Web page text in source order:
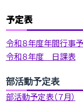
予定表
令和８年度年間行事予
令和８年度 日課表
部活動予定表
部活動予定表（７月）